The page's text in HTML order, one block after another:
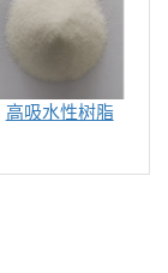
高吸水性树脂